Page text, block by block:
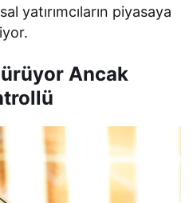
yatırımcıların piyasaya
Ancak